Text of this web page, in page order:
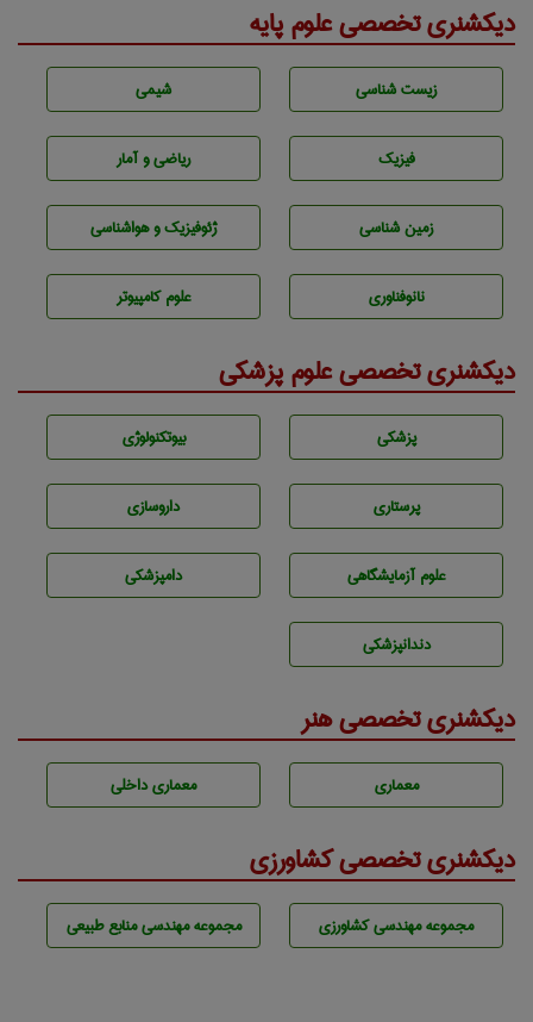
دیکشنری تخصصی علوم پایه
زيست شناسی شيمی
فیزیک ریاضی و آمار
زمين شناسی ژئوفيزيك و هواشناسی
نانوفناوری علوم کامپیوتر
دیکشنری تخصصی علوم پزشکی
پزشكی بيوتكنولوژی
پرستاری داروسازی
علوم آزمايشگاهی دامپزشكی
دندانپزشكی
دیکشنری تخصصی هنر
معماری معماری داخلی
دیکشنری تخصصی کشاورزی
مجموعه مهندسی كشاورزی مجموعه مهندسی منابع طبيعی